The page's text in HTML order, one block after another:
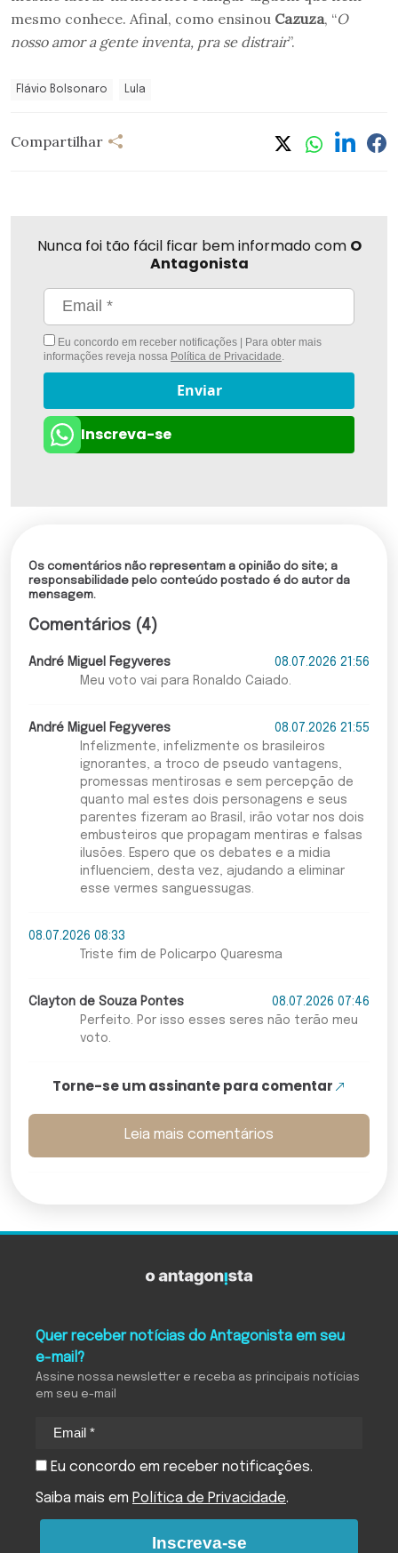
mesmo conhece. Afinal, como ensinou Cazuza, “O
nosso amor a gente inventa, pra se distrair”.
Flávio Bolsonaro Lula
Compartilhar
Nunca foi tão fácil ficar bem informado com O
Antagonista
Eu concordo em receber notificações | Para obter mais
informações reveja nossa Política de Privacidade.
Enviar
Inscreva-se
Os comentários não representam a opinião do site; a
responsabilidade pelo conteúdo postado é do autor da
mensagem.
Comentários (4)
André Miguel Fegyveres
08.07.2026 21:56
Meu voto vai para Ronaldo Caiado.
André Miguel Fegyveres
08.07.2026 21:55
Infelizmente, infelizmente os brasileiros
ignorantes, a troco de pseudo vantagens,
promessas mentirosas e sem percepção de
quanto mal estes dois personagens e seus
parentes fizeram ao Brasil, irão votar nos dois
embusteiros que propagam mentiras e falsas
ilusões. Espero que os debates e a midia
influenciem, desta vez, ajudando a eliminar
esse vermes sanguessugas.
08.07.2026 08:33
Triste fim de Policarpo Quaresma
Clayton de Souza Pontes
08.07.2026 07:46
Perfeito. Por isso esses seres não terão meu
voto.
Torne-se um assinante para comentar
Leia mais comentários
Quer receber notícias do Antagonista em seu
e-mail?
Assine nossa newsletter e receba as principais notícias
em seu e-mail
Eu concordo em receber notificações.
Saiba mais em Política de Privacidade.
Inscreva-se